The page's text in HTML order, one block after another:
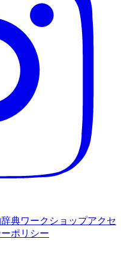
典ワークショップアクセ
ポリシー